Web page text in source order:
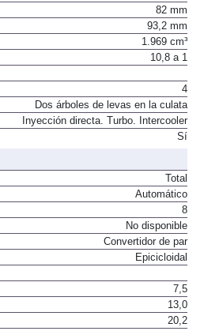
82 mm
93,2 mm
1.969 cm³
10,8 a 1
4
Dos árboles de levas en la culata
Inyección directa. Turbo. Intercooler
Sí
Total
Automático
8
No disponible
Convertidor de par
Epicicloidal
7,5
13,0
20,2